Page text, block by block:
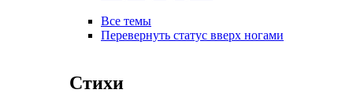
Все темы
Перевернуть статус вверх ногами
Стихи